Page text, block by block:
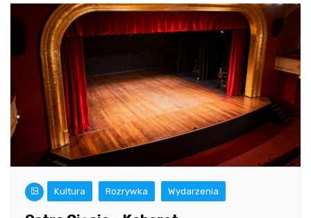
Kultura Rozrywka Wydarzenia